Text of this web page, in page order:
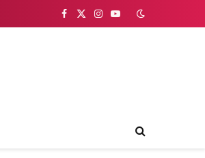
Facebook
X
Instagram
YouTube